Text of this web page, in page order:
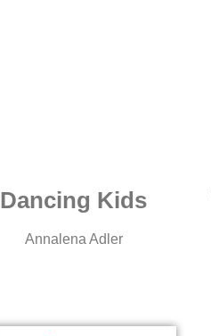
Dancing Kids
Annalena Adler